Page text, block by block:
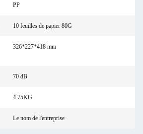
PP
10 feuilles de papier 80G
326*227*418 mm
70 dB
4.75KG
Le nom de l'entreprise